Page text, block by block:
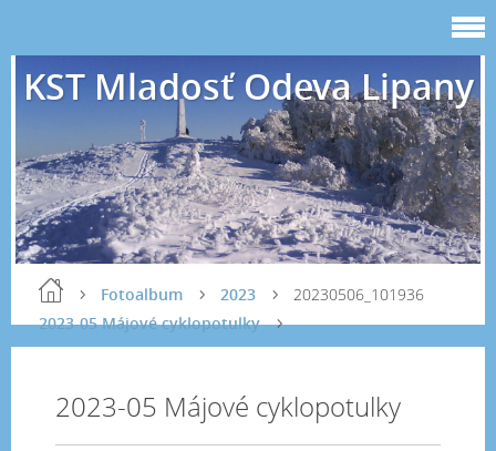
KST Mladosť Odeva Lipany
Fotoalbum
2023
2023-05 Májové cyklopotulky
20230506_101936
2023-05 Májové cyklopotulky